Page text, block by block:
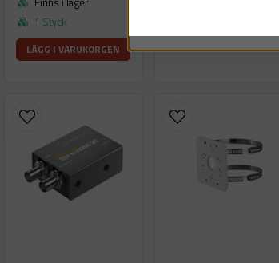
1 Styck
LÄGG I VARUKORGEN